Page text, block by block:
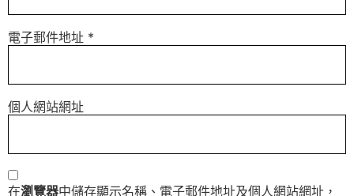
電子郵件地址 *
個人網站網址
在瀏覽器中儲存顯示名稱、電子郵件地址及個人網站網址，